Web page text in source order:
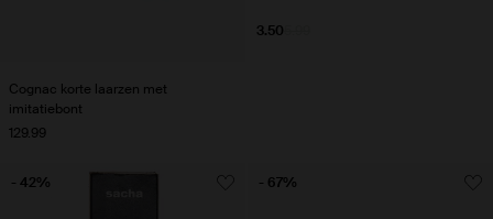
Cognac korte laarzen met
imitatiebont
129.99
3.50
- 42% - 67%